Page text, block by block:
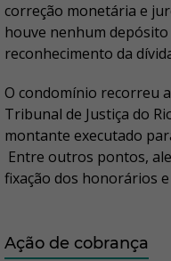
correção monetária e
houve nenhum
reconhecimento da
O condomínio recorreu
Tribunal de Justiça do
montante executado
Entre outros pontos,
fixação dos honorários
Ação de cobrança